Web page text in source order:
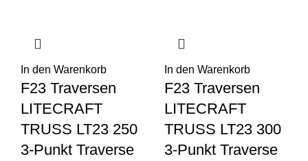
In den Warenkorb
F23 Traversen
LITECRAFT
TRUSS LT23 250
3-Punkt Traverse
In den Warenkorb
F23 Traversen
LITECRAFT
TRUSS LT23 300
3-Punkt Traverse